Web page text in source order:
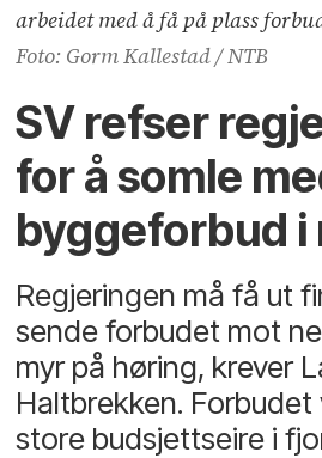
arbeidet med å få på plass
Foto: Gorm Kallestad / NTB
SV refser
for å somle
byggeforbud i
Regjeringen må få ut
sende forbudet mot
myr på høring, krever
Haltbrekken. Forbudet
store budsjettseire i